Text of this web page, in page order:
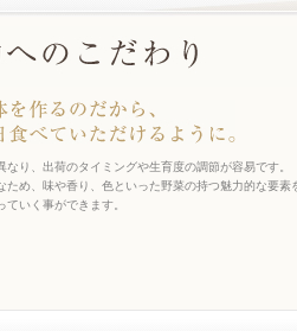
り、出荷のタイミングや生育度の調節が容易です。
ため、味や香り、色といった野菜の持つ魅力的な要素
いく事ができます。